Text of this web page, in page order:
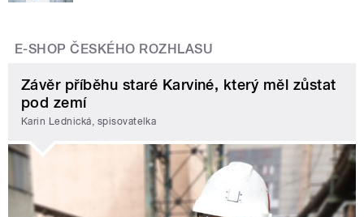
E-SHOP ČESKÉHO ROZHLASU
Závěr příběhu staré Karviné, který měl zůstat
pod zemí
Karin Lednická, spisovatelka